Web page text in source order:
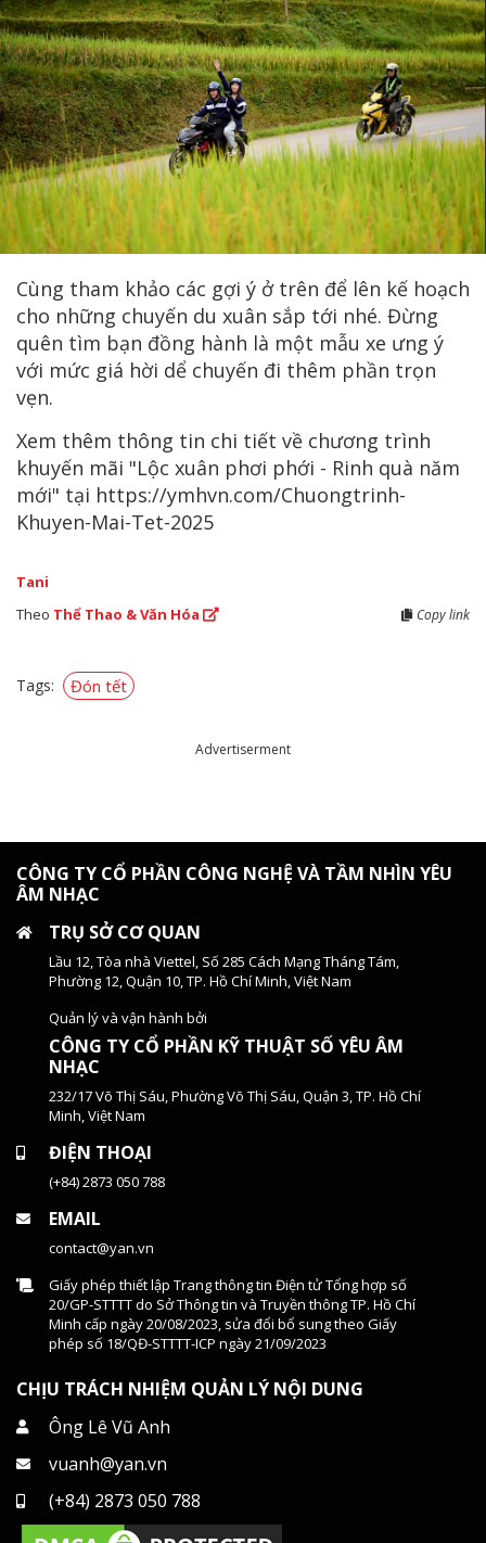
Cùng tham khảo các gợi ý ở trên để lên kế hoạch
cho những chuyến du xuân sắp tới nhé. Đừng
quên tìm bạn đồng hành là một mẫu xe ưng ý
với mức giá hời dể chuyến đi thêm phần trọn
vẹn.
Xem thêm thông tin chi tiết về chương trình
khuyến mãi "Lộc xuân phơi phới - Rinh quà năm
mới" tại https://ymhvn.com/Chuongtrinh-
Khuyen-Mai-Tet-2025
Tani
Theo Thể Thao & Văn Hóa Copy link
Tags: Đón tết
Advertiserment
CÔNG TY CỔ PHẦN CÔNG NGHỆ VÀ TẦM NHÌN YÊU
ÂM NHẠC
TRỤ SỞ CƠ QUAN
Lầu 12, Tòa nhà Viettel, Số 285 Cách Mạng Tháng Tám,
Phường 12, Quận 10, TP. Hồ Chí Minh, Việt Nam
Quản lý và vận hành bởi
CÔNG TY CỔ PHẦN KỸ THUẬT SỐ YÊU ÂM
NHẠC
232/17 Võ Thị Sáu, Phường Võ Thị Sáu, Quận 3, TP. Hồ Chí
Minh, Việt Nam
ĐIỆN THOẠI
(+84) 2873 050 788
EMAIL
contact@yan.vn
Giấy phép thiết lập Trang thông tin Điện tử Tổng hợp số
20/GP-STTTT do Sở Thông tin và Truyền thông TP. Hồ Chí
Minh cấp ngày 20/08/2023, sửa đổi bổ sung theo Giấy
phép số 18/QĐ-STTTT-ICP ngày 21/09/2023
CHỊU TRÁCH NHIỆM QUẢN LÝ NỘI DUNG
Ông Lê Vũ Anh
vuanh@yan.vn
(+84) 2873 050 788